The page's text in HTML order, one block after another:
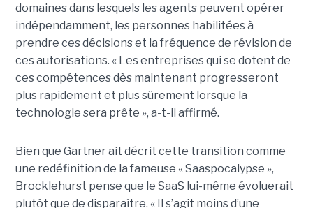
domaines dans lesquels les agents peuvent opérer
indépendamment, les personnes habilitées à
prendre ces décisions et la fréquence de révision de
ces autorisations. « Les entreprises qui se dotent de
ces compétences dès maintenant progresseront
plus rapidement et plus sûrement lorsque la
technologie sera prête », a-t-il affirmé.
Bien que Gartner ait décrit cette transition comme
une redéfinition de la fameuse « Saaspocalypse »,
Brocklehurst pense que le SaaS lui-même évoluerait
plutôt que de disparaître. « Il s’agit moins d’une